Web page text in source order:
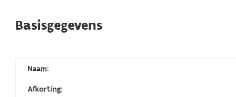
Basisgegevens
Naam:
Afkorting: